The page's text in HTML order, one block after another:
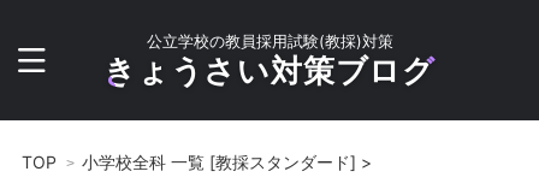
公立学校の教員採用試験(教採)対策
きょうさい対策ブログ
TOP 小学校全科 一覧 [教採スタンダード] >